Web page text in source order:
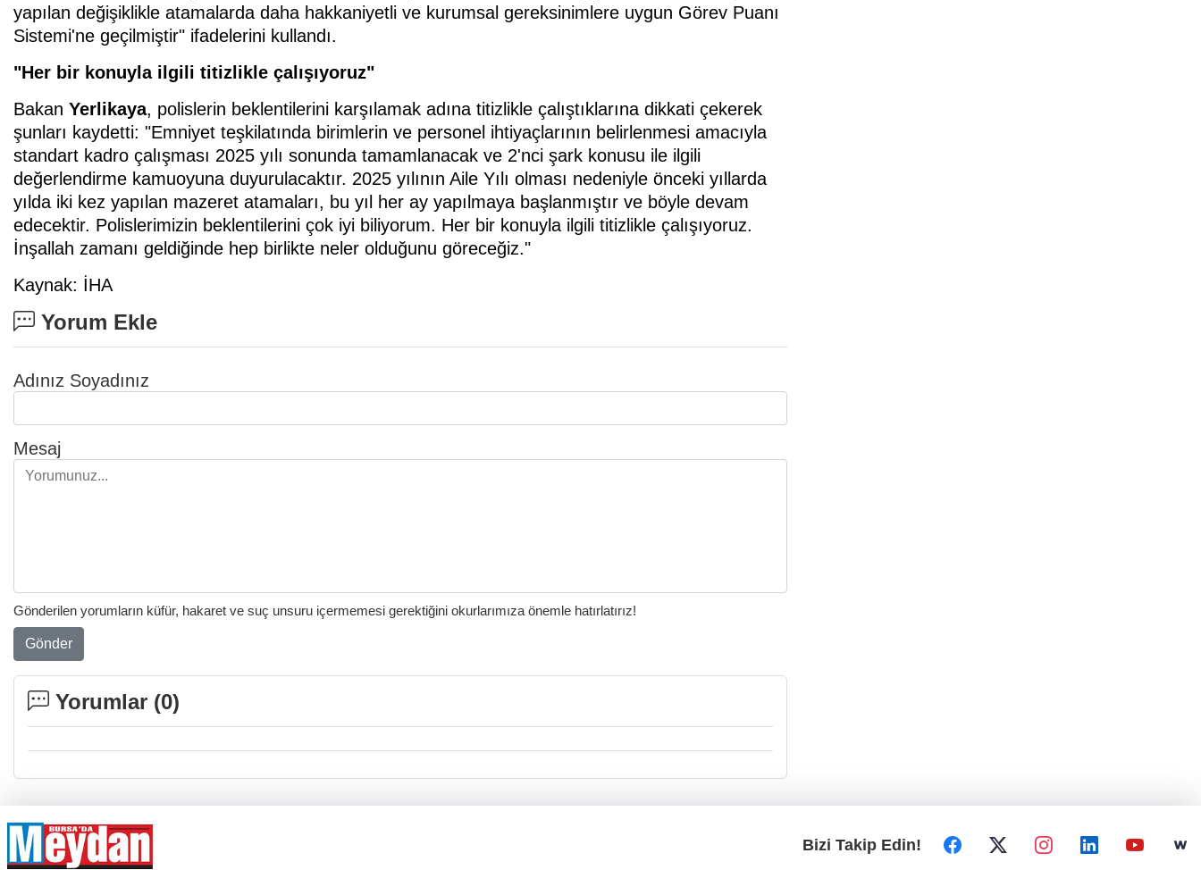
yapılan değişiklikle atamalarda daha hakkaniyetli ve kurumsal gereksinimlere uygun Görev Puanı
Sistemi'ne geçilmiştir" ifadelerini kullandı.
"Her bir konuyla ilgili titizlikle çalışıyoruz"
Bakan Yerlikaya, polislerin beklentilerini karşılamak adına titizlikle çalıştıklarına dikkati çekerek
şunları kaydetti: "Emniyet teşkilatında birimlerin ve personel ihtiyaçlarının belirlenmesi amacıyla
standart kadro çalışması 2025 yılı sonunda tamamlanacak ve 2'nci şark konusu ile ilgili
değerlendirme kamuoyuna duyurulacaktır. 2025 yılının Aile Yılı olması nedeniyle önceki yıllarda
yılda iki kez yapılan mazeret atamaları, bu yıl her ay yapılmaya başlanmıştır ve böyle devam
edecektir. Polislerimizin beklentilerini çok iyi biliyorum. Her bir konuyla ilgili titizlikle çalışıyoruz.
İnşallah zamanı geldiğinde hep birlikte neler olduğunu göreceğiz."
Kaynak: İHA
Yorum Ekle
Adınız Soyadınız
Mesaj
Gönderilen yorumların küfür, hakaret ve suç unsuru içermemesi gerektiğini okurlarımıza önemle hatırlatırız!
Gönder
Yorumlar (0)
Bizi Takip Edin!